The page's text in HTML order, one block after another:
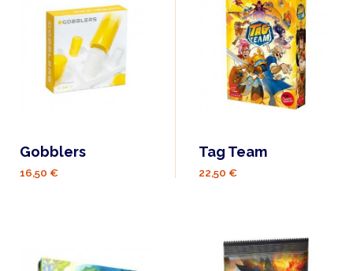
Gobblers
16,50 €
Tag Team
22,50 €